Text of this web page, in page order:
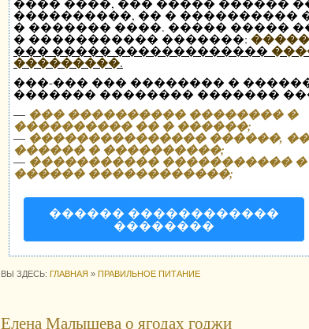
���� ����, ��� ����� ������
����������, �� � ����������
� ������� ����. ����� �����
� ����������� �������: ������
��� ����� �������������
���������.
���-��� ��� �������� �
������� �������� �������
— ��� ���������� �������� �
���������� �� � ������;
— ��������������� ������,
������ � ����������;
— ����������� �����������
������ ������������;
������ ������������
��������
ВЫ ЗДЕСЬ: ГЛАВНАЯ » ПРАВИЛЬНОЕ ПИТАНИЕ
Елена Малышева о ягодах годжи